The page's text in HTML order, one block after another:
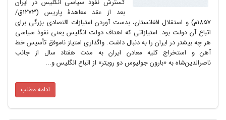
گسترش نفوذ سیاسی انگلیس در ایران
بعد از عقد معاهدۀ پاریس (1273ق/
1857م) و استقلال افغانستان، بدست آوردن امتیازات اقتصادی بزرگی برای
اتباع آن دولت بود. امتیازاتی که اهداف دولت انگلیس یعنی نفوذ سیاسی
هر چه بیشتر در ایران را به دنبال داشت. واگذاری امتیاز ناموفق تأسیس خط
آهن و استخراج کلیه معادن ایران به مدت هفتاد سال از جانب
ناصرالدین‌شاه به «بارون جولیوس دو رویتر» از اتباع انگلیس و...
ادامه مطلب